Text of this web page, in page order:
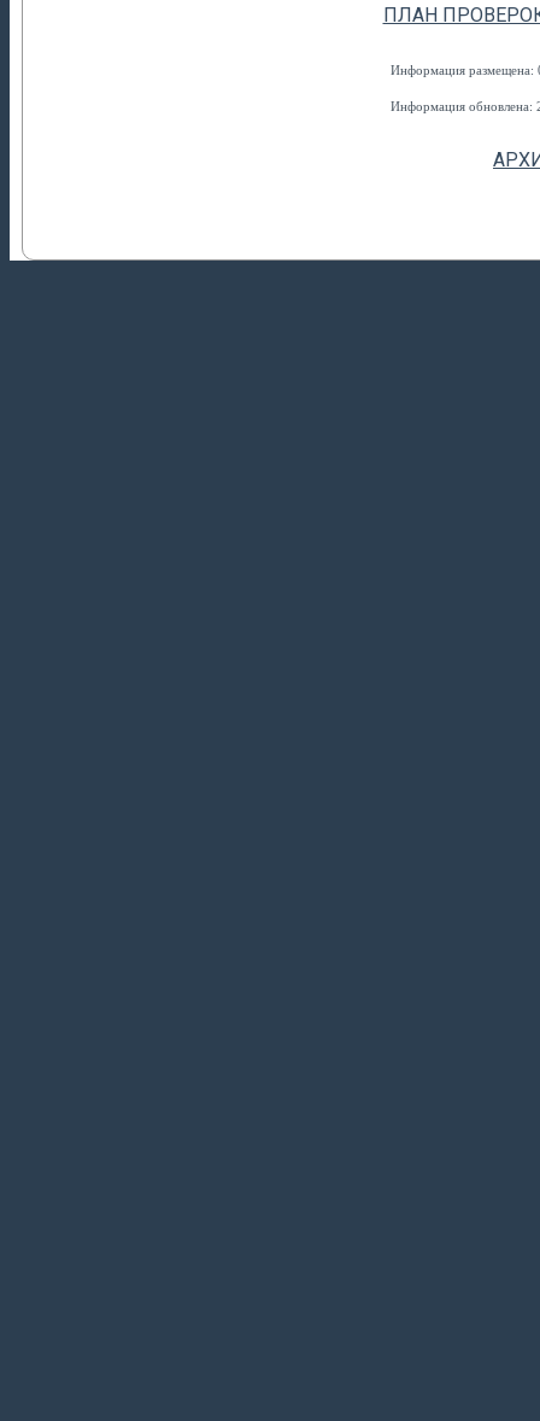
ПЛАН
Информация размещена:
Информация обновлена: